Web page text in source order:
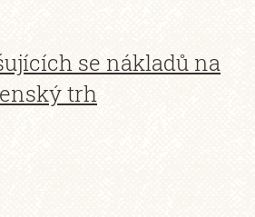
se nákladů na
trh